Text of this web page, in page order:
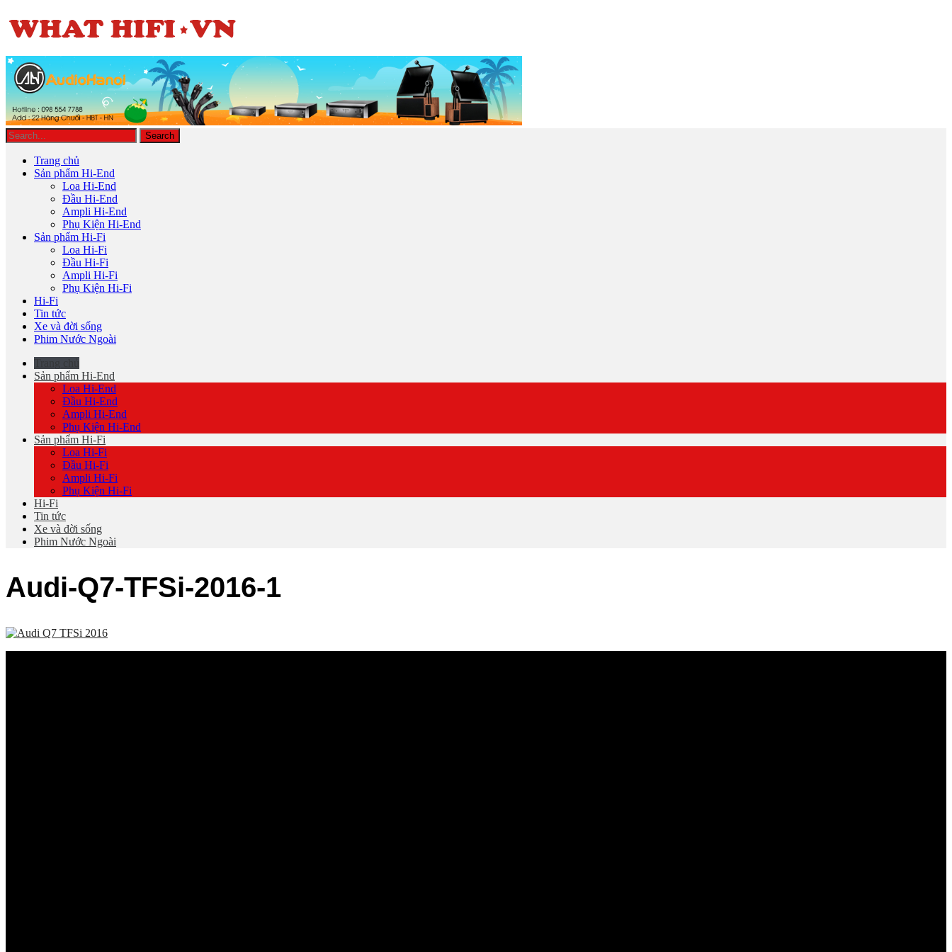
Trang chủ
Sản phẩm Hi-End
Loa Hi-End
Đầu Hi-End
Ampli Hi-End
Phụ Kiện Hi-End
Sản phẩm Hi-Fi
Loa Hi-Fi
Đầu Hi-Fi
Ampli Hi-Fi
Phụ Kiện Hi-Fi
Hi-Fi
Tin tức
Xe và đời sống
Phim Nước Ngoài
Sản phẩm Hi-End
Loa Hi-End
Đầu Hi-End
Ampli Hi-End
Phụ Kiện Hi-End
Sản phẩm Hi-Fi
Loa Hi-Fi
Đầu Hi-Fi
Ampli Hi-Fi
Phụ Kiện Hi-Fi
Hi-Fi
Tin tức
Xe và đời sống
Phim Nước Ngoài
Audi-Q7-TFSi-2016-1